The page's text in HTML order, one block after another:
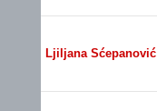
Ljiljana Sćepanović